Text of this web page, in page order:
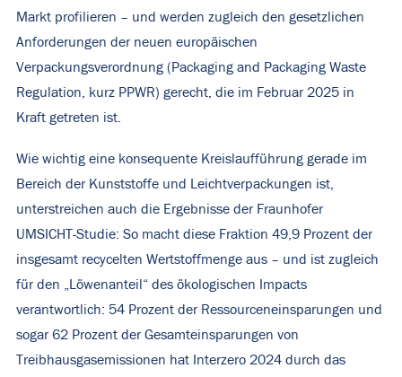
Markt profilieren – und werden zugleich den gesetzlichen
Anforderungen der neuen europäischen
Verpackungsverordnung (Packaging and Packaging Waste
Regulation, kurz PPWR) gerecht, die im Februar 2025 in
Kraft getreten ist.
Wie wichtig eine konsequente Kreislaufführung gerade im
Bereich der Kunststoffe und Leichtverpackungen ist,
unterstreichen auch die Ergebnisse der Fraunhofer
UMSICHT-Studie: So macht diese Fraktion 49,9 Prozent der
insgesamt recycelten Wertstoffmenge aus – und ist zugleich
für den „Löwenanteil“ des ökologischen Impacts
verantwortlich: 54 Prozent der Ressourceneinsparungen und
sogar 62 Prozent der Gesamteinsparungen von
Treibhausgasemissionen hat Interzero 2024 durch das